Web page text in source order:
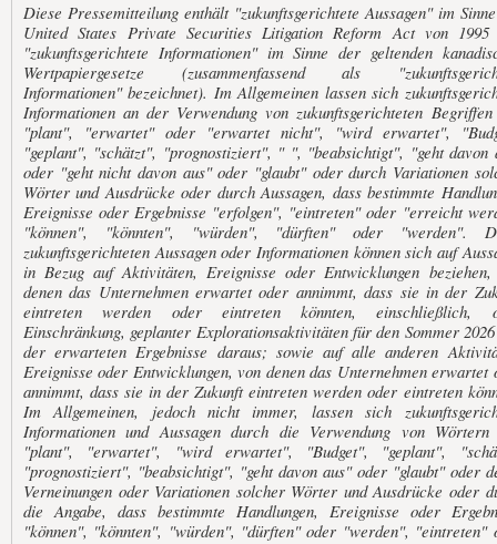
Diese Pressemitteilung enthält "zukunftsgerichtete Aussagen" im
United States Private Securities Litigation Reform Act von 1995
"zukunftsgerichtete Informationen" im Sinne der geltenden
Wertpapiergesetze (zusammenfassend als
Informationen" bezeichnet). Im Allgemeinen lassen sich
Informationen an der Verwendung von zukunftsgerichteten
"plant", "erwartet" oder "erwartet nicht", "wird erwartet",
"geplant", "schätzt", "prognostiziert", " ", "beabsichtigt", "geht davon
oder "geht nicht davon aus" oder "glaubt" oder durch Variationen
Wörter und Ausdrücke oder durch Aussagen, dass bestimmte
Ereignisse oder Ergebnisse "erfolgen", "eintreten" oder "erreicht
"können", "könnten", "würden", "dürften" oder "werden".
zukunftsgerichteten Aussagen oder Informationen können sich auf
in Bezug auf Aktivitäten, Ereignisse oder Entwicklungen beziehen,
denen das Unternehmen erwartet oder annimmt, dass sie in der
eintreten werden oder eintreten könnten, einschließlich,
Einschränkung, geplanter Explorationsaktivitäten für den Sommer
der erwarteten Ergebnisse daraus; sowie auf alle anderen
Ereignisse oder Entwicklungen, von denen das Unternehmen erwartet
annimmt, dass sie in der Zukunft eintreten werden oder eintreten
Im Allgemeinen, jedoch nicht immer, lassen sich
Informationen und Aussagen durch die Verwendung von
"plant", "erwartet", "wird erwartet", "Budget", "geplant",
"prognostiziert", "beabsichtigt", "geht davon aus" oder "glaubt" oder
Verneinungen oder Variationen solcher Wörter und Ausdrücke oder
die Angabe, dass bestimmte Handlungen, Ereignisse oder
"können", "könnten", "würden", "dürften" oder "werden", "eintreten"